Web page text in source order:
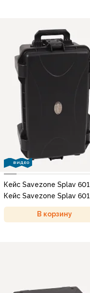
ВИДЕО
Кейс Savezone Splav 601
Кейс Savezone Splav 601
В корзину